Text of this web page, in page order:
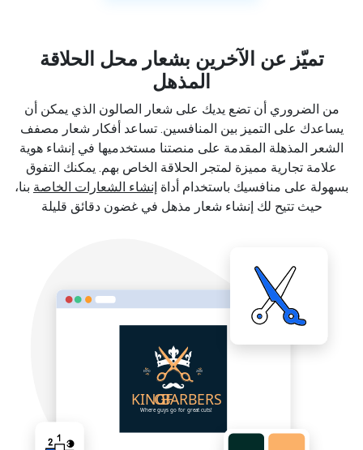
تميّز عن الآخرين بشعار محل الحلاقة
المذهل
من الضروري أن تضع يديك على شعار الصالون الذي يمكن أن
يساعدك على التميز بين المنافسين. تساعد أفكار شعار مصفف
الشعر المذهلة المقدمة على منصتنا مستخدميها في إنشاء هوية
علامة تجارية مميزة لمتجر الحلاقة الخاص بهم. يمكنك التفوق
بسهولة على منافسيك باستخدام أداة إنشاء الشعارات الخاصة بنا،
حيث تتيح لك إنشاء شعار مذهل في غضون دقائق قليلة